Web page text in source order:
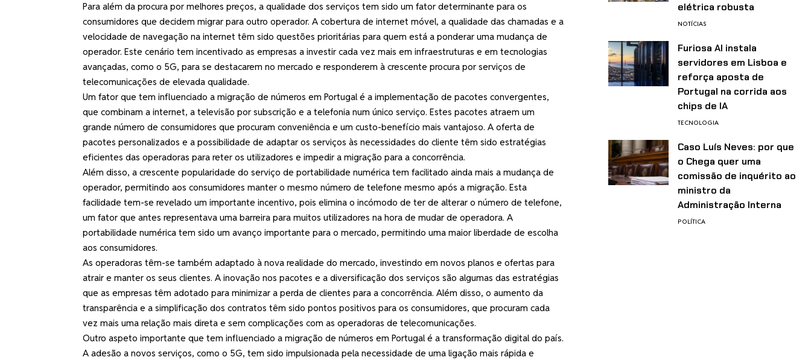
Para além da procura por melhores preços, a qualidade dos serviços tem sido um fator determinante para os
consumidores que decidem migrar para outro operador. A cobertura de internet móvel, a qualidade das chamadas e a
velocidade de navegação na internet têm sido questões prioritárias para quem está a ponderar uma mudança de
operador. Este cenário tem incentivado as empresas a investir cada vez mais em infraestruturas e em tecnologias
avançadas, como o 5G, para se destacarem no mercado e responderem à crescente procura por serviços de
telecomunicações de elevada qualidade.
Um fator que tem influenciado a migração de números em Portugal é a implementação de pacotes convergentes,
que combinam a internet, a televisão por subscrição e a telefonia num único serviço. Estes pacotes atraem um
grande número de consumidores que procuram conveniência e um custo-benefício mais vantajoso. A oferta de
pacotes personalizados e a possibilidade de adaptar os serviços às necessidades do cliente têm sido estratégias
eficientes das operadoras para reter os utilizadores e impedir a migração para a concorrência.
Além disso, a crescente popularidade do serviço de portabilidade numérica tem facilitado ainda mais a mudança de
operador, permitindo aos consumidores manter o mesmo número de telefone mesmo após a migração. Esta
facilidade tem-se revelado um importante incentivo, pois elimina o incómodo de ter de alterar o número de telefone,
um fator que antes representava uma barreira para muitos utilizadores na hora de mudar de operadora. A
portabilidade numérica tem sido um avanço importante para o mercado, permitindo uma maior liberdade de escolha
aos consumidores.
As operadoras têm-se também adaptado à nova realidade do mercado, investindo em novos planos e ofertas para
atrair e manter os seus clientes. A inovação nos pacotes e a diversificação dos serviços são algumas das estratégias
que as empresas têm adotado para minimizar a perda de clientes para a concorrência. Além disso, o aumento da
transparência e a simplificação dos contratos têm sido pontos positivos para os consumidores, que procuram cada
vez mais uma relação mais direta e sem complicações com as operadoras de telecomunicações.
Outro aspeto importante que tem influenciado a migração de números em Portugal é a transformação digital do país.
A adesão a novos serviços, como o 5G, tem sido impulsionada pela necessidade de uma ligação mais rápida e
elétrica robusta
NOTÍCIAS
Furiosa AI instala
servidores em Lisboa e
reforça aposta de
Portugal na corrida aos
chips de IA
TECNOLOGIA
Caso Luís Neves: por que
o Chega quer uma
comissão de inquérito ao
ministro da
Administração Interna
POLÍTICA